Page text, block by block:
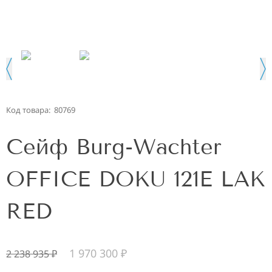
Код товара: 80769
Сейф Burg-Wachter
OFFICE DOKU 121E LAK
RED
2 238 935₽ 1 970 300 ₽